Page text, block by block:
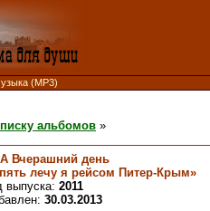
(MP3)
альбомов »
Вчерашний день
лечу я рейсом Питер-Крым»
выпуска: 2011
30.03.2013